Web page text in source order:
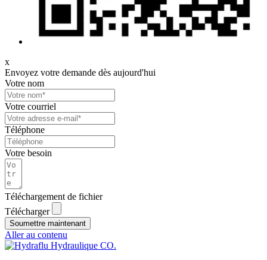
x
Envoyez votre demande dès aujourd'hui
Votre nom
Votre courriel
Téléphone
Votre besoin
Téléchargement de fichier
Télécharger
Soumettre maintenant
Aller au contenu